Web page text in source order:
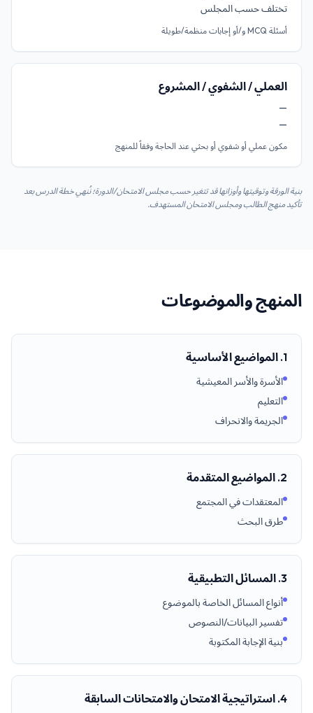
تختلف حسب المجلس
أسئلة MCQ و/أو إجابات منظمة/طويلة
العملي / الشفوي / المشروع
—
—
مكون عملي أو شفوي أو بحثي عند الحاجة وفقاً للمنهج
بنية الورقة وتوقيتها وأوزانها قد تتغير حسب مجلس الامتحان/الدورة؛ نُنهي خطة الدرس بعد
تأكيد منهج الطالب ومجلس الامتحان المستهدف.
المنهج والموضوعات
1. المواضيع الأساسية
الأسرة والأسر المعيشية
التعليم
الجريمة والانحراف
2. المواضيع المتقدمة
المعتقدات في المجتمع
طرق البحث
3. المسائل التطبيقية
أنواع المسائل الخاصة بالموضوع
تفسير البيانات/النصوص
بنية الإجابة المكتوبة
4. استراتيجية الامتحان والامتحانات السابقة